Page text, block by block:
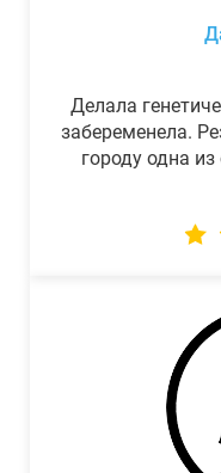
Делала
забеременела.
городу одна